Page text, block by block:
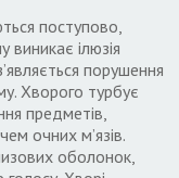
поступово,
виникає ілюзія
порушення
Хворого турбує
предметів,
очних м’язів.
оболонок,